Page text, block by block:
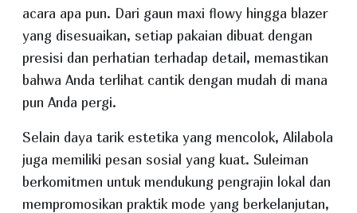
acara apa pun. Dari gaun maxi flowy hingga blazer
yang disesuaikan, setiap pakaian dibuat dengan
presisi dan perhatian terhadap detail, memastikan
bahwa Anda terlihat cantik dengan mudah di mana
pun Anda pergi.
Selain daya tarik estetika yang mencolok, Alilabola
juga memiliki pesan sosial yang kuat. Suleiman
berkomitmen untuk mendukung pengrajin lokal dan
mempromosikan praktik mode yang berkelanjutan,